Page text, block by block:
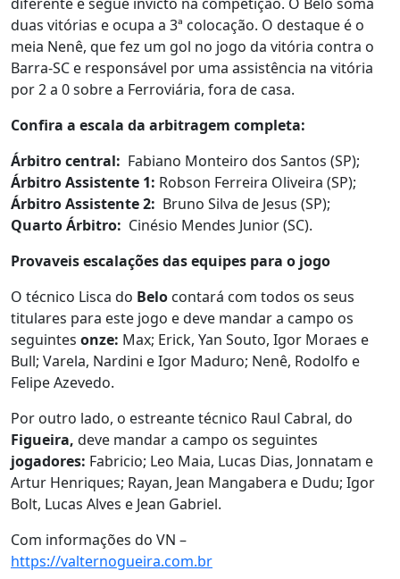
duas vitórias e ocupa a 3ª colocação. O destaque é o
meia Nenê, que fez um gol no jogo da vitória contra o
Barra-SC e responsável por uma assistência na vitória
por 2 a 0 sobre a Ferroviária, fora de casa.
Confira a escala da arbitragem completa:
Árbitro central: Fabiano Monteiro dos Santos (SP);
Árbitro Assistente 1: Robson Ferreira Oliveira (SP);
Árbitro Assistente 2: Bruno Silva de Jesus (SP);
Quarto Árbitro: Cinésio Mendes Junior (SC).
Provaveis escalações das equipes para o jogo
O técnico Lisca do Belo contará com todos os seus
titulares para este jogo e deve mandar a campo os
seguintes onze: Max; Erick, Yan Souto, Igor Moraes e
Bull; Varela, Nardini e Igor Maduro; Nenê, Rodolfo e
Felipe Azevedo.
Por outro lado, o estreante técnico Raul Cabral, do
Figueira, deve mandar a campo os seguintes
jogadores: Fabricio; Leo Maia, Lucas Dias, Jonnatam e
Artur Henriques; Rayan, Jean Mangabera e Dudu; Igor
Bolt, Lucas Alves e Jean Gabriel.
Com informações do VN –
https://valternogueira.com.br